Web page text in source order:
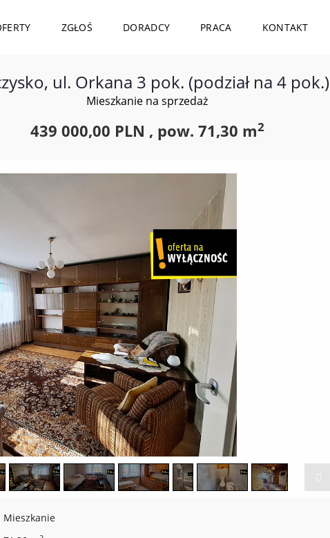
ZGŁOŚ DORADCY PRACA KONTAKT
ul. Orkana 3 pok. (podział na 4 pok.)
Mieszkanie na sprzedaż
439 000,00 PLN , pow. 71,30 m2
Mieszkanie